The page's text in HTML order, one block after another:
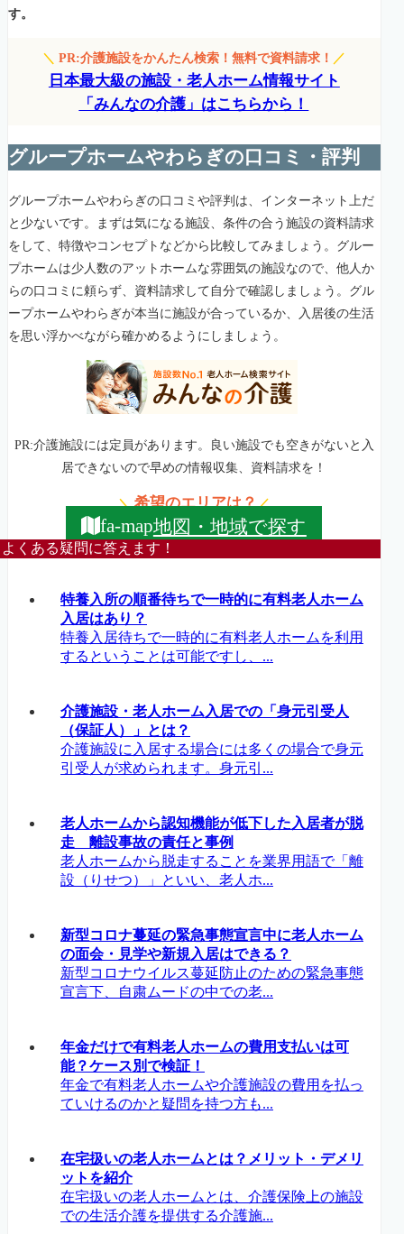
す。
＼PR:介護施設をかんたん検索！無料で資料請求！ ／
日本最大級の施設・老人ホーム情報サイト
「みんなの介護」はこちらから！
グループホームやわらぎの口コミ・評判
グループホームやわらぎの口コミや評判は、インターネット上だ
と少ないです。まずは気になる施設、条件の合う施設の資料請求
をして、特徴やコンセプトなどから比較してみましょう。グルー
プホームは少人数のアットホームな雰囲気の施設なので、他人か
らの口コミに頼らず、資料請求して自分で確認しましょう。グル
ープホームやわらぎが本当に施設が合っているか、入居後の生活
を思い浮かべながら確かめるようにしましょう。
PR:介護施設には定員があります。良い施設でも空きがないと入
居できないので早めの情報収集、資料請求を！
＼希望のエリアは？／
fa-map地図・地域で探す
よくある疑問に答えます！
特養入所の順番待ちで一時的に有料老人ホーム
入居はあり？
特養入居待ちで一時的に有料老人ホームを利用
するということは可能ですし、...
介護施設・老人ホーム入居での「身元引受人
（保証人）」とは？
介護施設に入居する場合には多くの場合で身元
引受人が求められます。身元引...
老人ホームから認知機能が低下した入居者が脱
走 離設事故の責任と事例
老人ホームから脱走することを業界用語で「離
設（りせつ）」といい、老人ホ...
新型コロナ蔓延の緊急事態宣言中に老人ホーム
の面会・見学や新規入居はできる？
新型コロナウイルス蔓延防止のための緊急事態
宣言下、自粛ムードの中での老...
年金だけで有料老人ホームの費用支払いは可
能？ケース別で検証！
年金で有料老人ホームや介護施設の費用を払っ
ていけるのかと疑問を持つ方も...
在宅扱いの老人ホームとは？メリット・デメリ
ットを紹介
在宅扱いの老人ホームとは、介護保険上の施設
での生活介護を提供する介護施...